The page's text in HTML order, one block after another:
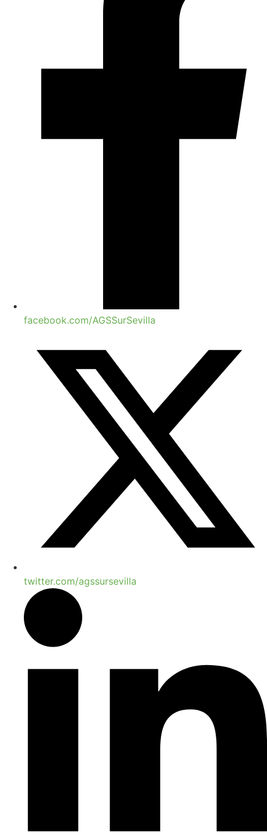
facebook.com/AGSSurSevilla
twitter.com/agssursevilla